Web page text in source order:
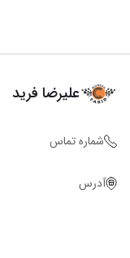
علیرضا فرید
شماره تماس
آدرس